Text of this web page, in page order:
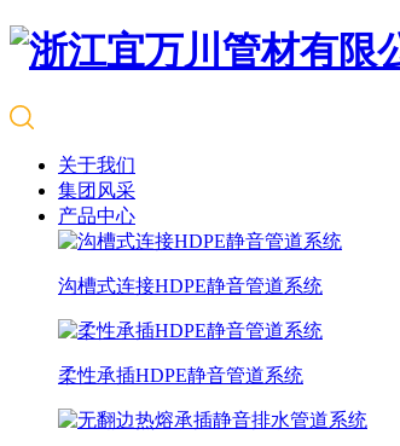
关于我们
集团风采
产品中心
沟槽式连接HDPE静音管道系统
柔性承插HDPE静音管道系统